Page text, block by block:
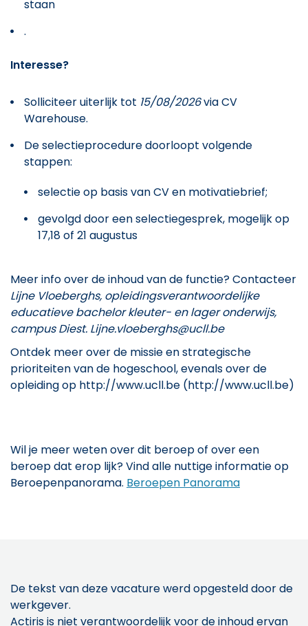
staan
.
Interesse?
Solliciteer uiterlijk tot 15/08/2026via CV
Warehouse.
De selectieprocedure doorloopt volgende
stappen:
selectie op basis van CV en motivatiebrief;
gevolgd door een selectiegesprek, mogelijk op
17,18 of 21 augustus
Meer info over de inhoud van de functie? Contacteer
Lijne Vloeberghs, opleidingsverantwoordelijke
educatieve bachelor kleuter- en lager onderwijs,
campus Diest. Lijne.vloeberghs@ucll.be
Ontdek meer over de missie en strategische
prioriteiten van de hogeschool, evenals over de
opleiding op http://www.ucll.be (http://www.ucll.be)
Wil je meer weten over dit beroep of over een
beroep dat erop lijk? Vind alle nuttige informatie op
Beroepenpanorama. Beroepen Panorama
De tekst van deze vacature werd opgesteld door de
werkgever.
Actiris is niet verantwoordelijk voor de inhoud ervan